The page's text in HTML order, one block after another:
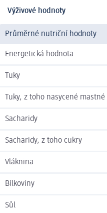
Výživové hodnoty
Průměrné nutriční hodnoty
Energetická hodnota
Tuky
Tuky, z toho nasycené
Sacharidy
Sacharidy, z toho cukry
Vláknina
Bílkoviny
Sůl